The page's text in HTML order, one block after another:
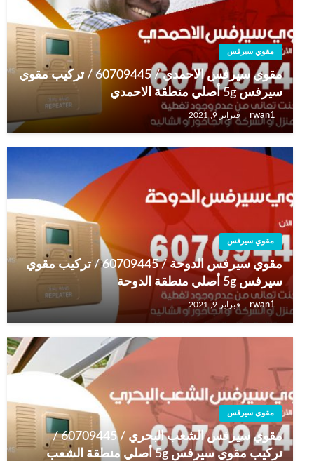
مقوي سيرفس
مقوي سيرفس الاحمدي / 60709445 / تركيب مقوي
سيرفس 5g أصلي منطقة الاحمدي
rwan1 فبراير 9, 2021
مقوي سيرفس
مقوي سيرفس الدوحة / 60709445 / تركيب مقوي
سيرفس 5g أصلي منطقة الدوحة
rwan1 فبراير 9, 2021
مقوي سيرفس
مقوي سيرفس الشعب البحري / 60709445 /
تركيب مقوي سيرفس 5g أصلي منطقة الشعب